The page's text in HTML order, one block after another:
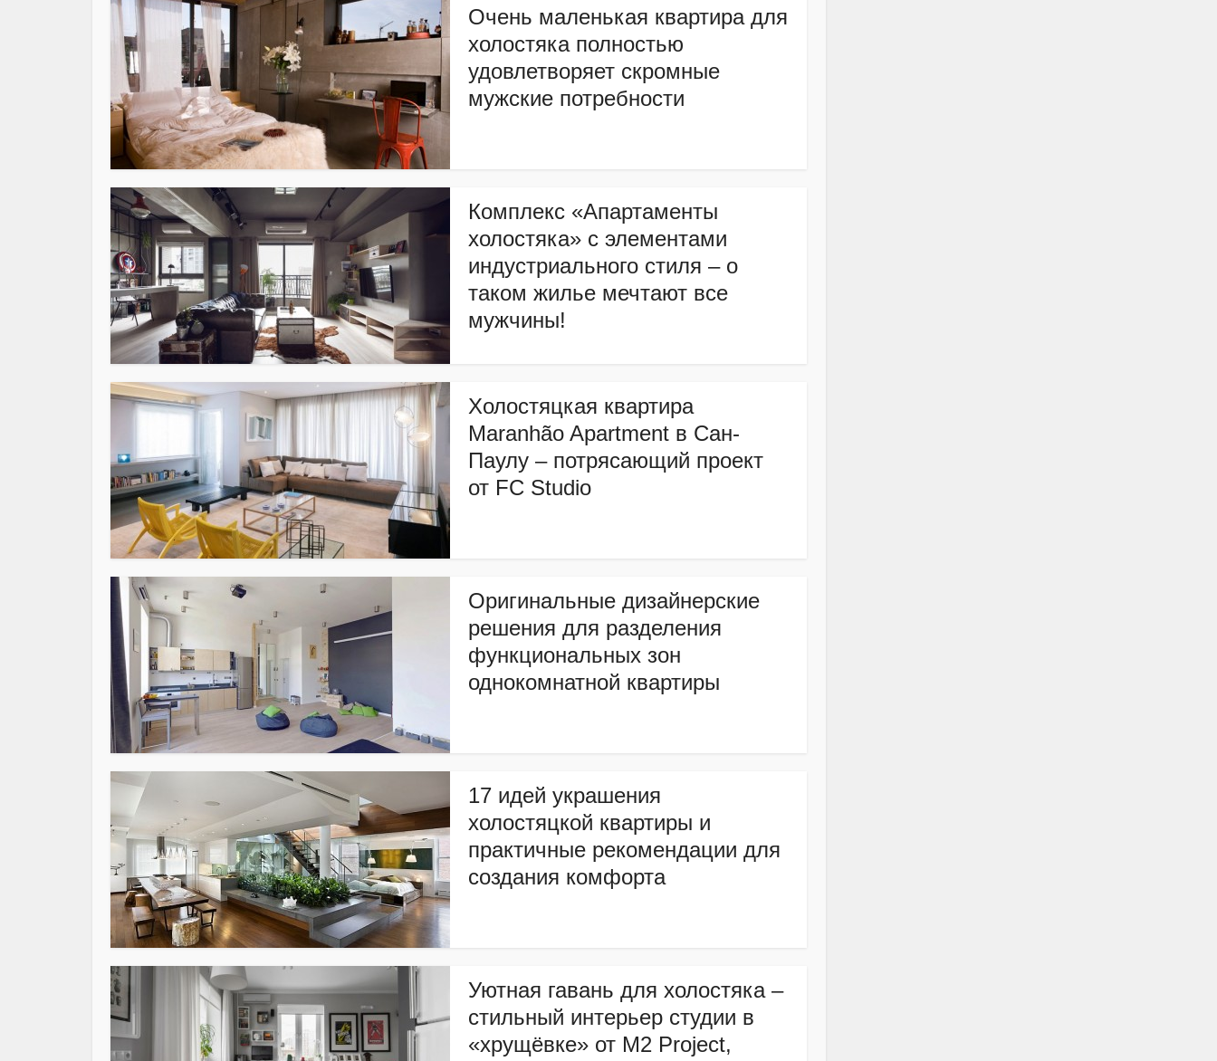
Очень маленькая квартира для
холостяка полностью
удовлетворяет скромные
мужские потребности
Комплекс «Апартаменты
холостяка» с элементами
индустриального стиля – о
таком жилье мечтают все
мужчины!
Холостяцкая квартира
Maranhão Apartment в Сан-
Паулу – потрясающий проект
от FC Studio
Оригинальные дизайнерские
решения для разделения
функциональных зон
однокомнатной квартиры
17 идей украшения
холостяцкой квартиры и
практичные рекомендации для
создания комфорта
Уютная гавань для холостяка –
стильный интерьер студии в
«хрущёвке» от M2 Project,